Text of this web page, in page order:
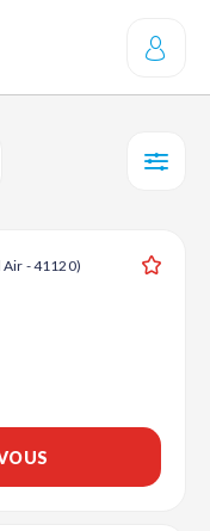
Air - 41120)